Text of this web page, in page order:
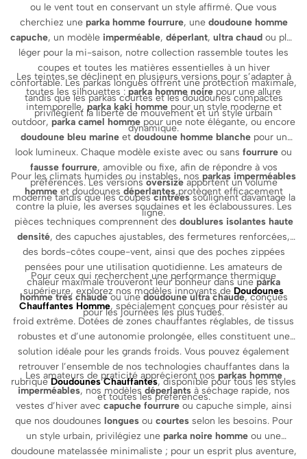
ou le vent tout en conservant un style affirmé. Que vous
cherchiez une parka homme fourrure, une doudoune homme
capuche, un modèle imperméable, déperlant, ultra chaud ou plus
léger pour la mi-saison, notre collection rassemble toutes les
coupes et toutes les matières essentielles à un hiver
confortable. Les parkas longues offrent une protection maximale,
tandis que les parkas courtes et les doudounes compactes
privilégient la liberté de mouvement et un style urbain
dynamique.
Les teintes se déclinent en plusieurs versions pour s’adapter à
toutes les silhouettes : parka homme noire pour une allure
intemporelle, parka kaki hommepour un style moderne et
outdoor, parka camel homme pour une note élégante, ou encore
doudoune bleu marineet doudoune homme blanchepour un
look lumineux. Chaque modèle existe avec ou sans fourrure ou
fausse fourrure, amovible ou fixe, afin de répondre à vos
préférences. Les versions oversizeapportent un volume
moderne tandis que les coupescintréessoulignent davantage la
ligne.
Pour les climats humides ou instables, nos parkas imperméables
hommeet doudounes déperlantesprotègent efficacement
contre la pluie, les averses soudaines et les éclaboussures. Les
pièces techniques comprennent des doublures isolantes haute
densité, des capuches ajustables, des fermetures renforcées,
des bords-côtes coupe-vent, ainsi que des poches zippées
pensées pour une utilisation quotidienne. Les amateurs de
chaleur maximale trouveront leur bonheur dans uneparka
homme très chaudeou unedoudoune ultra chaude, conçues
pour les journées les plus rudes.
Pour ceux qui recherchent une performance thermique
supérieure, explorez nos modèles innovants de Doudounes
Chauffantes Homme, spécialement conçues pour résister au
froid extrême. Dotées de zones chauffantes réglables, de tissus
robustes et d’une autonomie prolongée, elles constituent une
solution idéale pour les grands froids. Vous pouvez également
retrouver l’ensemble de nos technologies chauffantes dans la
rubriqueDoudounes Chauffantes, disponible pour tous les styles
et toutes les préférences.
Les amateurs de praticité apprécieront nos parkas homme
imperméables, nos modèles déperlantsà séchage rapide, nos
vestes d’hiver avec capuche fourrureou capuche simple, ainsi
que nos doudounes longuesou courtesselon les besoins. Pour
un style urbain, privilégiez une parka noire homme ou une
doudoune matelassée minimaliste ; pour un esprit plus aventure,